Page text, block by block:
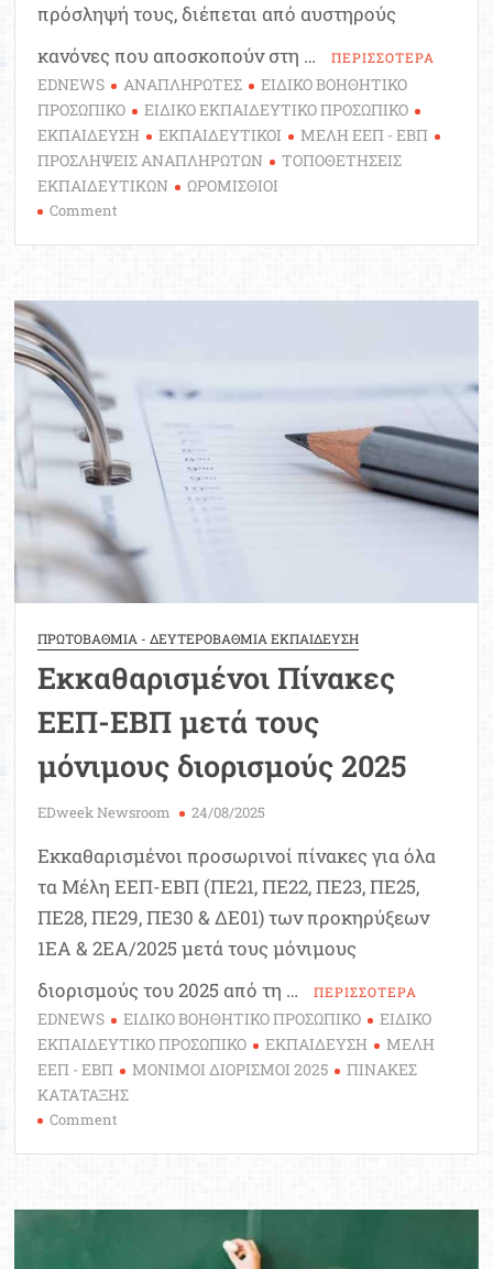
πρόσληψή τους, διέπεται από αυστηρούς
κανόνες που αποσκοπούν στη …
ΠΕΡΙΣΣΟΤΕΡΑ
EDNEWS ΑΝΑΠΛΗΡΩΤΕΣ
ΕΙΔΙΚΟ ΒΟΗΘΗΤΙΚΟ
ΠΡΟΣΩΠΙΚΟ
ΕΙΔΙΚΟ ΕΚΠΑΙΔΕΥΤΙΚΟ ΠΡΟΣΩΠΙΚΟ
ΕΚΠΑΙΔΕΥΣΗ
ΕΚΠΑΙΔΕΥΤΙΚΟΙ
ΜΕΛΗ ΕΕΠ - ΕΒΠ
ΠΡΟΣΛΗΨΕΙΣ ΑΝΑΠΛΗΡΩΤΩΝ
ΤΟΠΟΘΕΤΗΣΕΙΣ
ΕΚΠΑΙΔΕΥΤΙΚΩΝ
ΩΡΟΜΙΣΘΙΟΙ
Comment
αναπληρωτών
μελών
ΕΕΠ-
μετά
πρόσληψή
τους
ΠΡΩΤΟΒΑΘΜΙΑ - ΔΕΥΤΕΡΟΒΑΘΜΙΑ ΕΚΠΑΙΔΕΥΣΗ
Εκκαθαρισμένοι Πίνακες
ΕΕΠ-ΕΒΠ μετά τους
μόνιμους διορισμούς 2025
EDweek Newsroom 24/08/2025
Εκκαθαρισμένοι προσωρινοί πίνακες για όλα
τα Μέλη ΕΕΠ-ΕΒΠ (ΠΕ21, ΠΕ22, ΠΕ23, ΠΕ25,
ΠΕ28, ΠΕ29, ΠΕ30 & ΔΕ01) των προκηρύξεων
1ΕΑ & 2ΕΑ/2025 μετά τους μόνιμους
διορισμούς του 2025 από τη …
ΠΕΡΙΣΣΟΤΕΡΑ
EDNEWS ΕΙΔΙΚΟ ΒΟΗΘΗΤΙΚΟ ΠΡΟΣΩΠΙΚΟ
ΕΙΔΙΚΟ
ΕΚΠΑΙΔΕΥΤΙΚΟ ΠΡΟΣΩΠΙΚΟ
ΕΚΠΑΙΔΕΥΣΗ
ΜΕΛΗ
ΕΕΠ - ΕΒΠ
ΜΟΝΙΜΟΙ ΔΙΟΡΙΣΜΟΙ 2025
ΠΙΝΑΚΕΣ
ΚΑΤΑΤΑΞΗΣ
Comment
ΕΒΠ